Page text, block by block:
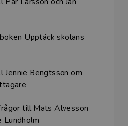
Upptäck skolans
Jennie Bengtsson om
till Mats Alvesson
Lundholm